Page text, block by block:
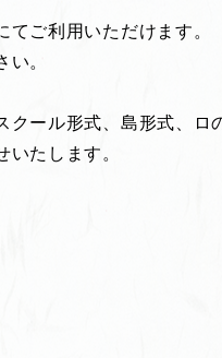
ご利用いただけます。
。
ール形式、島形式、ロ
たします。